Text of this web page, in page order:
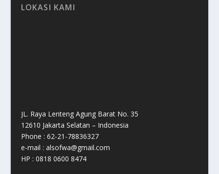
LOKASI KAMI
JL. Raya Lenteng Agung Barat No. 35
12610 Jakarta Selatan – Indonesia
Phone : 62-21-78836327
e-mail : alsofwa@gmail.com
HP : 0818 0600 8474